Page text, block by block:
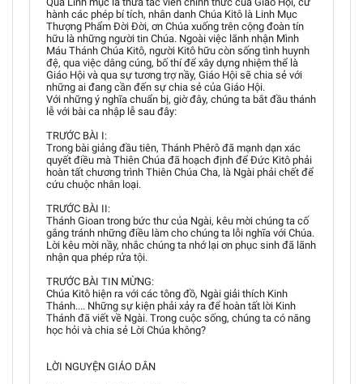
hành các phép bí tích, nhân danh Chúa Kitô là Linh Mục
Thượng Phẩm Đời Đời, ơn Chúa xuống trên cộng đoàn tín
hữu là những người tin Chúa. Ngoài việc lãnh nhận Mình
Máu Thánh Chúa Kitô, người Kitô hữu còn sống tình huynh
đệ, qua việc dâng cúng, bố thí để xây dựng nhiệm thể là
Giáo Hội và qua sự tương trợ nầy, Giáo Hội sẽ chia sẻ với
những ai đang cần đến sự chia sẻ của Giáo Hội.
Với những ý nghĩa chuẩn bị, giờ đây, chúng ta bắt đầu thánh
lễ với bài ca nhập lễ sau đây:
TRƯỚC BÀI I:
Trong bài giảng đầu tiên, Thánh Phêrô đã mạnh dạn xác
quyết điều mà Thiên Chúa đã hoạch định để Đức Kitô phải
hoàn tất chương trình Thiên Chúa Cha, là Ngài phải chết để
cứu chuộc nhân loại.
TRƯỚC BÀI II:
Thánh Gioan trong bức thư của Ngài, kêu mời chúng ta cố
gắng tránh những điều làm cho chúng ta lỗi nghĩa với Chúa.
Lời kêu mời nầy, nhắc chúng ta nhớ lại ơn phục sinh đã lãnh
nhận qua phép rửa tội.
TRƯỚC BÀI TIN MỪNG:
Chúa Kitô hiện ra với các tông đồ, Ngài giải thích Kinh
Thánh.... Những sự kiện phải xảy ra để hoàn tất lời Kinh
Thánh đã viết về Ngài. Trong cuộc sống, chúng ta có năng
học hỏi và chia sẻ Lời Chúa không?
LỜI NGUYỆN GIÁO DÂN